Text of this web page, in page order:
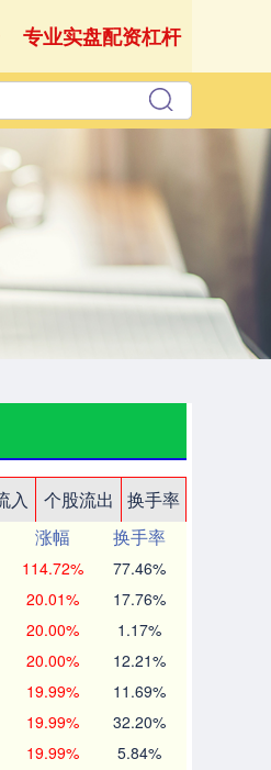
专业实盘配资杠杆
入 个股流出
换手率
涨幅
换手率
114.72% 77.46%
20.01% 17.76%
20.00% 1.17%
20.00% 12.21%
19.99% 11.69%
19.99% 32.20%
19.99% 5.84%